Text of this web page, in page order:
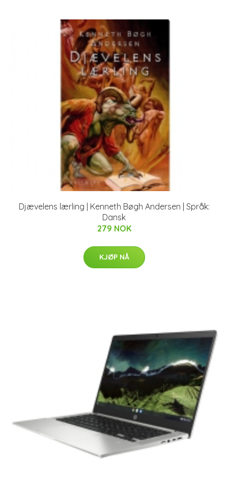
Djævelens lærling | Kenneth Bøgh Andersen | Språk:
Dansk
279 NOK
KJØP NÅ